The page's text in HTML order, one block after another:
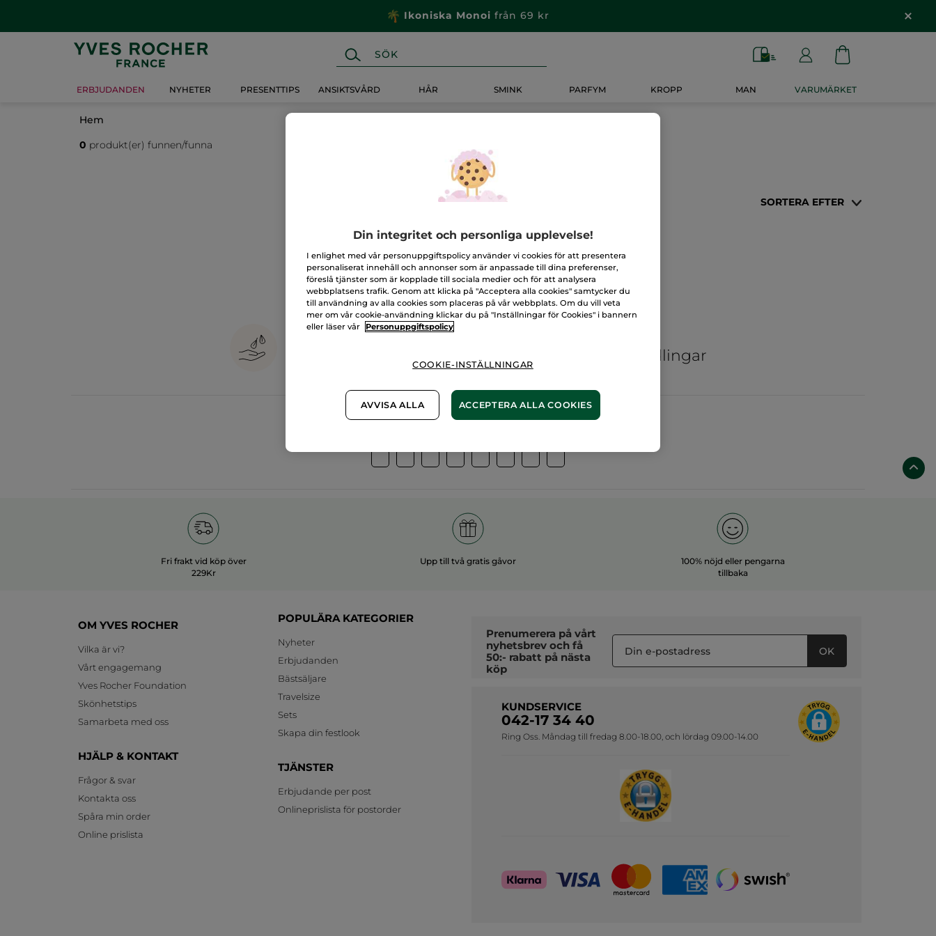
Ikoniska Monoi från 69 kr
ERBJUDANDEN NYHETER PRESENTTIPS ANSIKTSVÅRD HÅR SMINK PARFYM KROPP MAN VARUMÄRKET
Hem
0 produkt(er) funnen/funna
SORTERA EFTER
vegetabiliska
ekologiska odlingar
Övriga kategorier
Fri frakt vid köp över
229Kr
Upp till två gratis gåvor
100% nöjd eller pengarna
tillbaka
OM YVES ROCHER
Vilka är vi?
Vårt engagemang
Yves Rocher Foundation
Skönhetstips
Samarbeta med oss
HJÄLP & KONTAKT
Frågor & svar
Kontakta oss
Spåra min order
Online prislista
POPULÄRA KATEGORIER
Nyheter
Erbjudanden
Bästsäljare
Travelsize
Sets
Skapa din festlook
TJÄNSTER
Erbjudande per post
Onlineprislista för postorder
Prenumerera på vårt
nyhetsbrev och få
50:- rabatt på nästa
köp
OK
KUNDSERVICE
042-17 34 40
Ring Oss. Måndag till fredag 8.00-18.00, och lördag 09.00-14.00
Din integritet och personliga upplevelse!
I enlighet med vår personuppgiftspolicy använder vi cookies för att presentera
personaliserat innehåll och annonser som är anpassade till dina preferenser,
föreslå tjänster som är kopplade till sociala medier och för att analysera
webbplatsens trafik. Genom att klicka på "Acceptera alla cookies" samtycker du
till användning av alla cookies som placeras på vår webbplats. Om du vill veta
mer om vår cookie-användning klickar du på "Inställningar för Cookies" i bannern
eller läser vår
Personuppgiftspolicy
COOKIE-INSTÄLLNINGAR
AVVISA ALLA ACCEPTERA ALLA COOKIES